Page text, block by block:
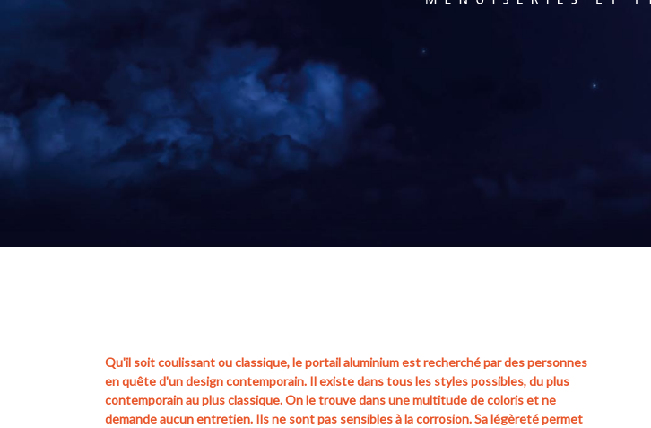
Qu'il soit coulissant ou classique, le portail aluminium est recherché par des personnes
en quête d'un design contemporain. Il existe dans tous les styles possibles, du plus
contemporain au plus classique. On le trouve dans une multitude de coloris et ne
demande aucun entretien. Ils ne sont pas sensibles à la corrosion. Sa légèreté permet